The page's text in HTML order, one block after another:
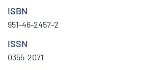
ISBN
951-46-2457-2
ISSN
0355-2071